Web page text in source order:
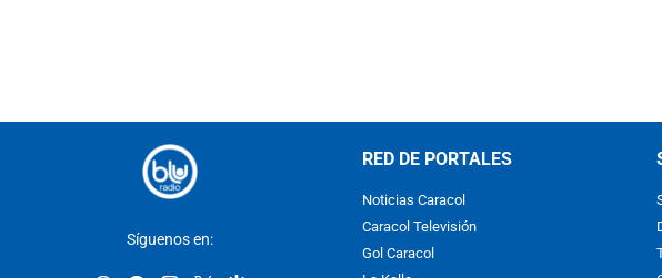
Síguenos en:
RED DE PORTALES
Noticias Caracol
Caracol Televisión
Gol Caracol